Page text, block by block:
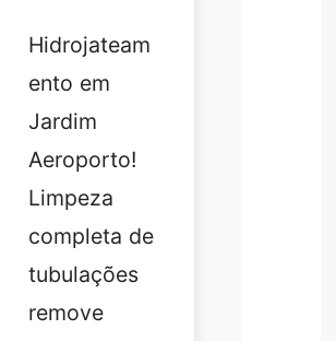
Hidrojateam
ento em
Jardim
Aeroporto!
Limpeza
completa de
tubulações
remove